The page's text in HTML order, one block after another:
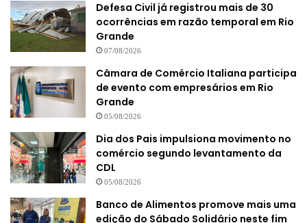
Defesa Civil já registrou mais de 30
ocorrências em razão temporal em Rio
Grande
07/08/2026
Câmara de Comércio Italiana participa
de evento com empresários em Rio
Grande
05/08/2026
Dia dos Pais impulsiona movimento no
comércio segundo levantamento da
CDL
05/08/2026
Banco de Alimentos promove mais uma
edição do Sábado Solidário neste fim